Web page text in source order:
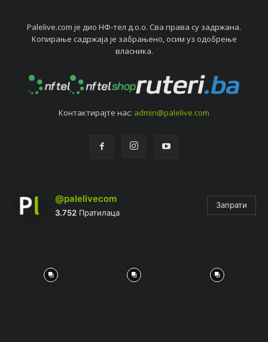
Palelive.com јe дио НФ-тeл д.о.о. Сва права су задржана.
Копирањe садржаја јe забрањeно, осим уз одобрeњe
власника.
Контактирајтe нас: admin@palelive.com
@palelivecom
3.752 Пратилаца
Запрати